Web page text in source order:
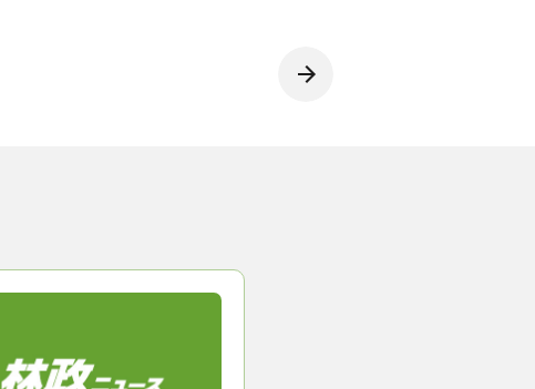
譲与税で賄った。各所有者に調査
い場合は訪問調査を行って掘り起
森林の整備を求める回答が６割を
幅広く引き出せるような整備を行